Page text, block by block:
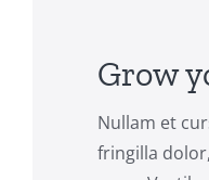
Grow
Nullam et
fringilla